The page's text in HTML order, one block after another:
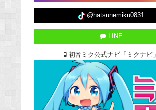
@hatsunemiku0831
LINE
初音ミク公式ナビ「ミクナビ」